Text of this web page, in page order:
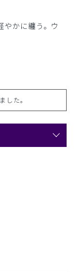
やかに纏う。ウ
た。